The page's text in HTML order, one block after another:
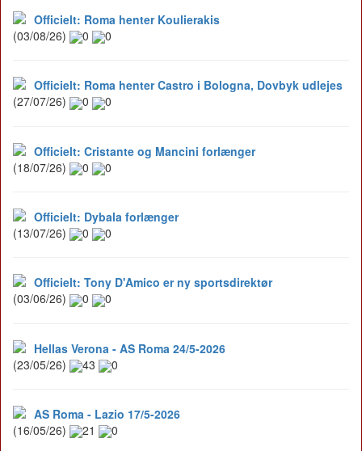
Officielt: Roma henter Koulierakis
(03/08/26)
0 0
Officielt: Roma henter Castro i Bologna, Dovbyk udlejes
(27/07/26)
0 0
Officielt: Cristante og Mancini forlænger
(18/07/26)
0 0
Officielt: Dybala forlænger
(13/07/26)
0 0
Officielt: Tony D'Amico er ny sportsdirektør
(03/06/26)
0 0
Hellas Verona - AS Roma 24/5-2026
(23/05/26)
43 0
AS Roma - Lazio 17/5-2026
(16/05/26)
21 0